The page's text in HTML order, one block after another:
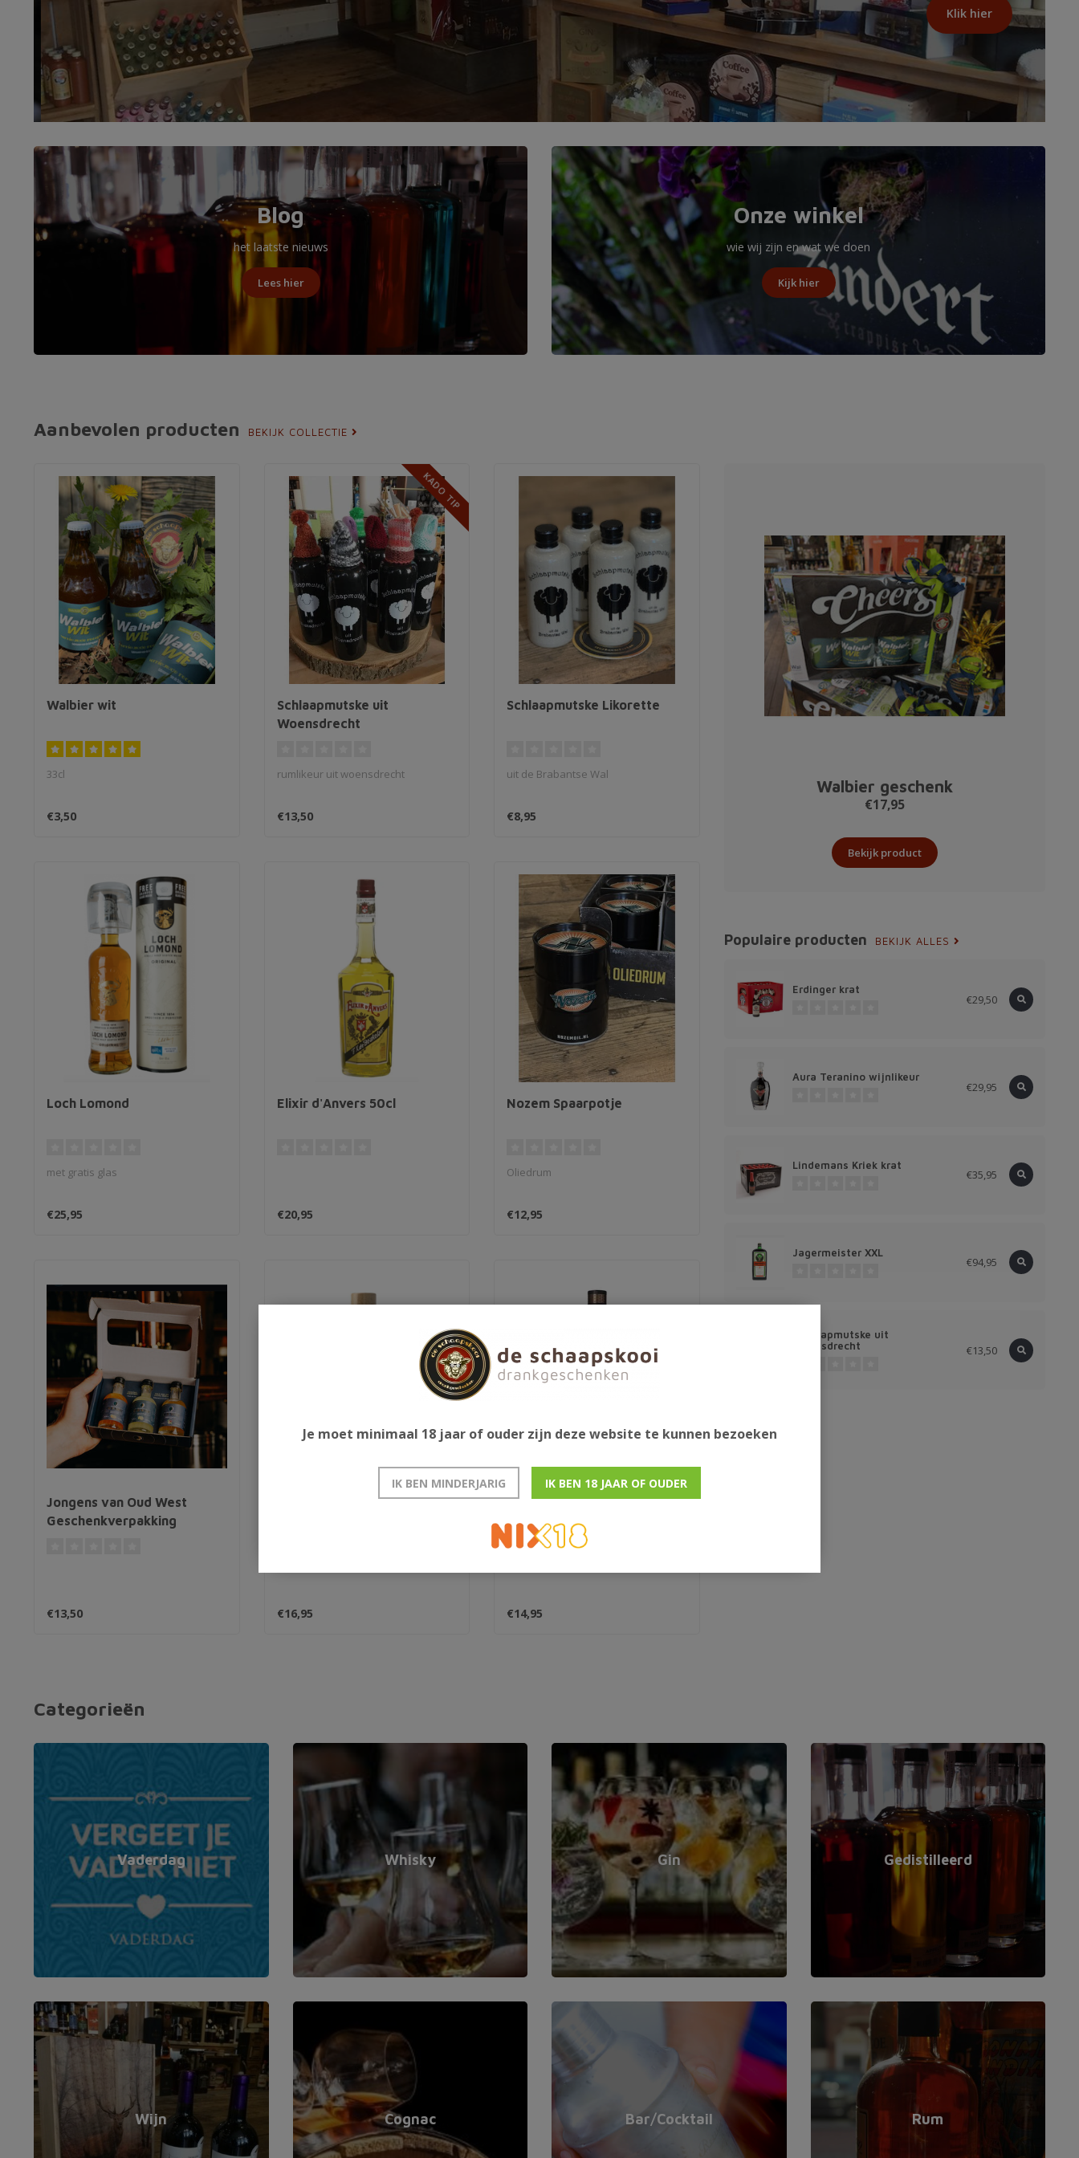
Klik hier
Blog
het laatste nieuws
Lees hier
Onze winkel
wie wij zijn en wat we doen
Kijk hier
Aanbevolen producten BEKIJK COLLECTIE
Walbier wit
33cl
€3,50
KADO TIP
Schlaapmutske uit
Woensdrecht
rumlikeur uit woensdrecht
€13,50
Schlaapmutske Likorette
uit de Brabantse Wal
€8,95
Loch Lomond
met gratis glas
€25,95
Elixir d'Anvers 50cl
€20,95
Nozem Spaarpotje
Oliedrum
€12,95
Jongens van Oud West
Geschenkverpakking
€13,50
Needle Black Forest gin
€16,95
Harvest Day
€14,95
Walbier geschenk
€17,95
Bekijk product
Populaire producten BEKIJK ALLES
Erdinger krat
€29,50
Aura Teranino wijnlikeur
€29,95
Lindemans Kriek krat
€35,95
Jagermeister XXL
€94,95
Schlaapmutske uit
Woensdrecht
€13,50
Categorieën
Vaderdag Whisky Gin Gedistilleerd
Wijn Cognac Bar/Cocktail Rum
Je moet minimaal 18 jaar of ouder zijn deze website te kunnen bezoeken
IK BEN MINDERJARIG IK BEN 18 JAAR OF OUDER